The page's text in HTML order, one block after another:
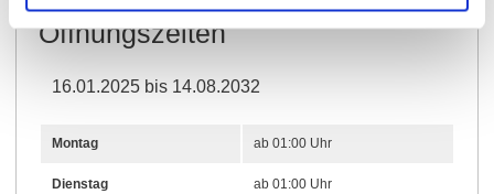
Öffnungszeiten
16.01.2025 bis 14.08.2032
Montag ab 01:00 Uhr
Dienstag ab 01:00 Uhr